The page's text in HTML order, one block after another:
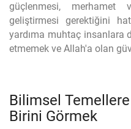
güçlenmesi,
geliştirmesi gerektiğini
yardıma muhtaç insanlara
etmemek ve Allah'a olan
Bilimsel
Birini Görmek